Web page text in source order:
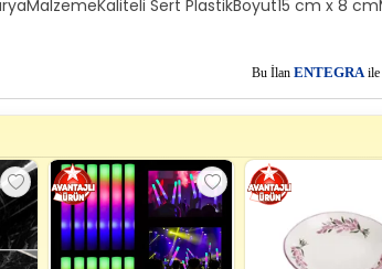
Sert PlastikBoyut15 cm x 8
Bu İlan ENTEGRAile